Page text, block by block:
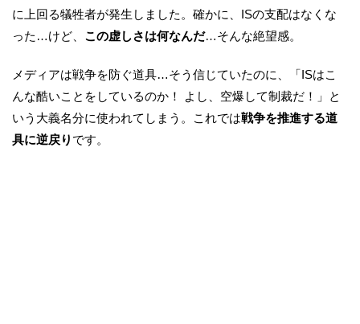
に上回る犠牲者が発生しました。確かに、ISの支配はなくな
った…けど、 この虚しさは何なんだ…そんな絶望感。
メディアは戦争を防ぐ道具…そう信じていたのに、「ISはこ
んな酷いことをしているのか！ よし、空爆して制裁だ！」と
いう大義名分に使われてしまう。これでは戦争を推進する道
具に逆戻り です。